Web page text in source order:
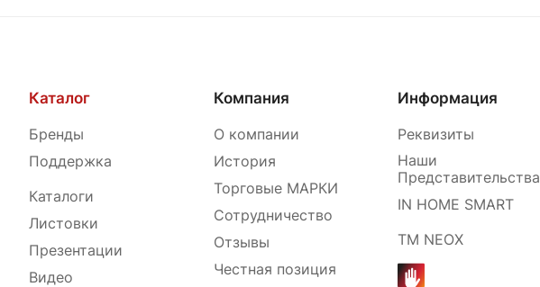
Каталог
Бренды
Поддержка
Каталоги
Листовки
Презентации
Видео
Компания
О компании
История
Торговые МАРКИ
Сотрудничество
Отзывы
Честная позиция
Информация
Реквизиты
Наши
Представительства
IN HOME SMART
ТМ NEOX